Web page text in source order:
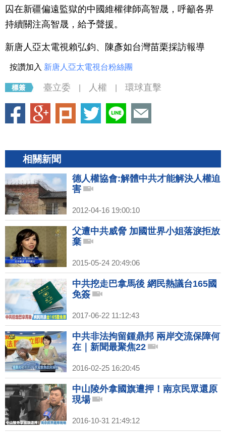
囚在新疆偏遠監獄的中國維權律師高智晟，呼籲各界
持續關注高智晟，給予聲援。
新唐人亞太電視賴弘鈞、陳彥如台灣苗栗採訪報導
按讚加入 新唐人亞太電視台粉絲團
臺立委 人權 環球直擊
相關新聞
德人權協會:解體中共才能解決人權迫
害
2012-04-16 19:00:10
父遭中共威脅 加國世界小姐落淚拒放
棄
2015-05-24 20:49:06
中共挖走巴拿馬後 網民熱議台165國
免簽
2017-06-22 11:12:43
中共非法拘留鍾鼎邦 兩岸交流保障何
在｜新聞最聚焦22
2016-02-25 16:20:45
中山陵外拿國旗遭押！南京民眾還原
現場
2016-10-31 21:49:12